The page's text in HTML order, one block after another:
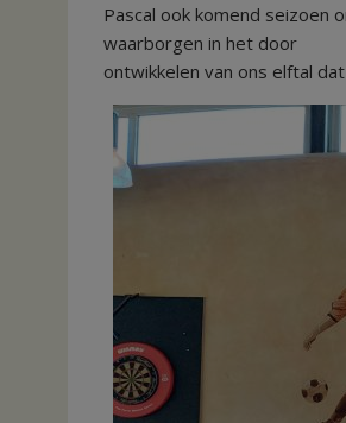
Pascal ook komend seizoen
waarborgen in het door
ontwikkelen van ons elftal